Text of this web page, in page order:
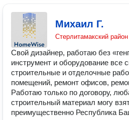
Михаил Г.
Стерлитамакский район
Свой дизайнер, работаю без
инструмент и оборудование все
строительные и отделочные
помещений, ремонт офисов,
Работаю только по договору,
строительный материал могу
преимущественно Республика